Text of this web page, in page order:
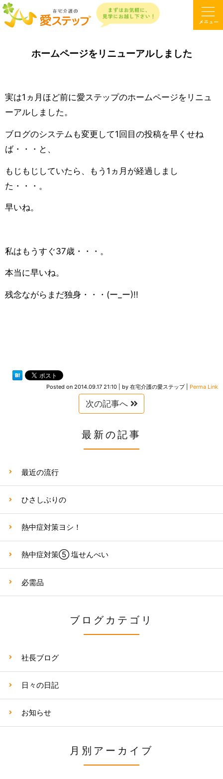
ホームページをリニューアルしました
実は1ヵ月ほど前に愛ステップのホームページをリニュ
ーアルしました。
ブログのシステムも変更して1回目の投稿を早くせね
ば・・・と、
もじもじしていたら、もう1ヵ月が経過しまし
た・・・。
早いね。
私はもうすぐ37歳・・・。
本当に早いね。
残念ながらまだ独身・・・(ー_ー)!!
Posted on 2014.09.17 21:10 by 在宅介護の愛ステップ| Perma Link
次の記事へ
最新の記事
最近の流行
ひさしぶりの
熱中症対策ヨシ！
熱中症対策⑤ 塩せんべい
必需品
ブログカテゴリ
社長ブログ
日々の日記
お知らせ
月別アーカイブ